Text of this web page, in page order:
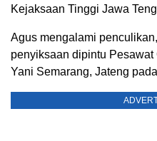
Kejaksaan Tinggi Jawa
Agus mengalami
penyiksaan dipintu Pesawat
Yani Semarang, Jateng